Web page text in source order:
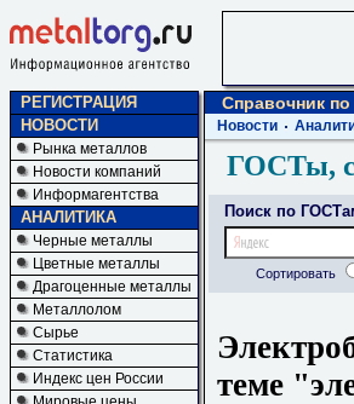
РЕГИСТРАЦИЯ
НОВОСТИ
Рынка металлов
Новости компаний
Информагентства
АНАЛИТИКА
Черные металлы
Цветные металлы
Драгоценные металлы
Металлолом
Сырье
Статистика
Индекс цен России
Справочник
Новости
ГОСТы,
Поиск по
Сортировать
теме